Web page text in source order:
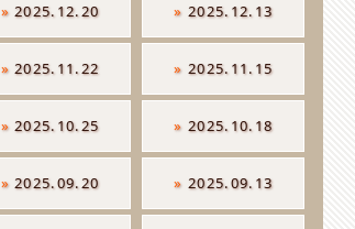
»2025.12.20 »2025.12.13
»2025.11.22 »2025.11.15
»2025.10.25 »2025.10.18
»2025.09.20 »2025.09.13